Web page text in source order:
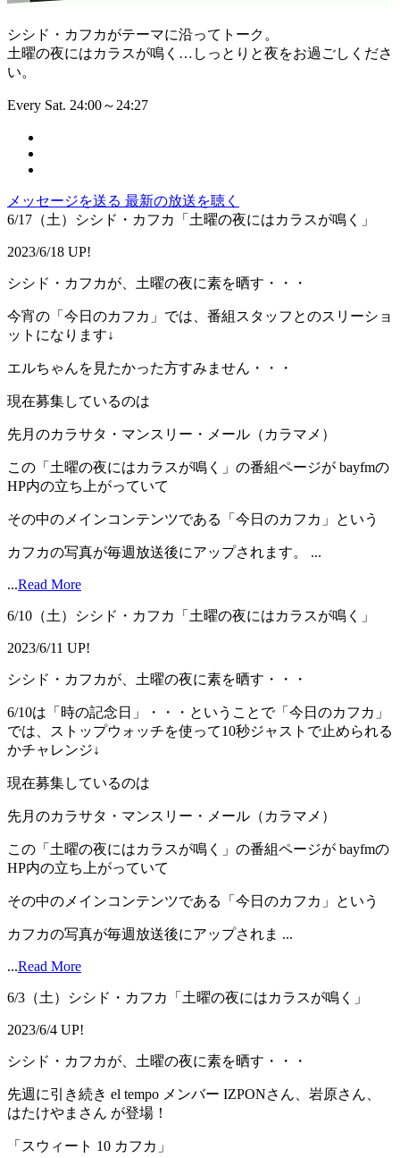
シシド・カフカがテーマに沿ってトーク。
土曜の夜にはカラスが鳴く…しっとりと夜をお過ごしくださ
い。
Every Sat. 24:00～24:27
メッセージを送る 最新の放送を聴く
6/17（土）シシド・カフカ「土曜の夜にはカラスが鳴く」
2023/6/18 UP!
シシド・カフカが、土曜の夜に素を晒す・・・
今宵の「今日のカフカ」では、番組スタッフとのスリーショ
ットになります↓
エルちゃんを見たかった方すみません・・・
現在募集しているのは
先月のカラサタ・マンスリー・メール（カラマメ）
この「土曜の夜にはカラスが鳴く」の番組ページが bayfmの
HP内の立ち上がっていて
その中のメインコンテンツである「今日のカフカ」という
カフカの写真が毎週放送後にアップされます。 ...
...Read More
6/10（土）シシド・カフカ「土曜の夜にはカラスが鳴く」
2023/6/11 UP!
シシド・カフカが、土曜の夜に素を晒す・・・
6/10は「時の記念日」・・・ということで「今日のカフカ」
では、ストップウォッチを使って10秒ジャストで止められる
かチャレンジ↓
現在募集しているのは
先月のカラサタ・マンスリー・メール（カラマメ）
この「土曜の夜にはカラスが鳴く」の番組ページが bayfmの
HP内の立ち上がっていて
その中のメインコンテンツである「今日のカフカ」という
カフカの写真が毎週放送後にアップされま ...
...Read More
6/3（土）シシド・カフカ「土曜の夜にはカラスが鳴く」
2023/6/4 UP!
シシド・カフカが、土曜の夜に素を晒す・・・
先週に引き続き el tempo メンバー IZPONさん、岩原さん、
はたけやまさん が登場！
「スウィート 10 カフカ」